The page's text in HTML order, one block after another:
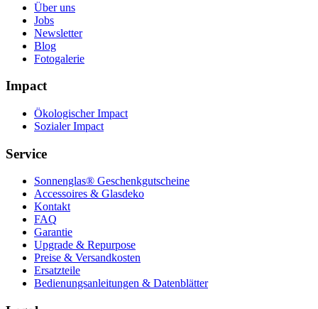
Über uns
Jobs
Newsletter
Blog
Fotogalerie
Impact
Ökologischer Impact
Sozialer Impact
Service
Sonnenglas® Geschenkgutscheine
Accessoires & Glasdeko
Kontakt
FAQ
Garantie
Upgrade & Repurpose
Preise & Versandkosten
Ersatzteile
Bedienungsanleitungen & Datenblätter